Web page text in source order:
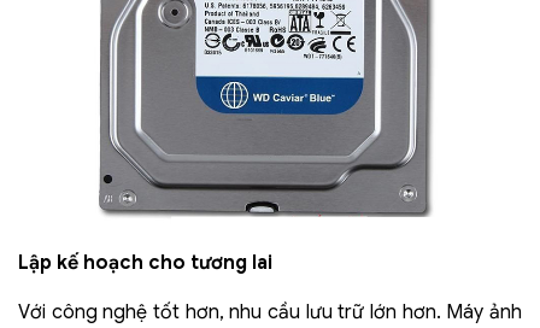
Lập kế hoạch cho tương lai
Với công nghệ tốt hơn, nhu cầu lưu trữ lớn hơn. Máy ảnh